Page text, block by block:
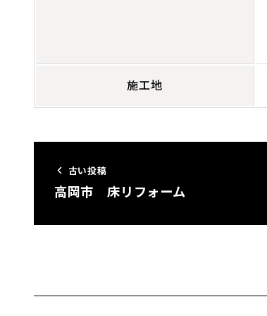
施工地
古い投稿
高岡市 床リフォーム